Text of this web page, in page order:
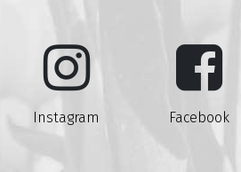
Instagram Facebook